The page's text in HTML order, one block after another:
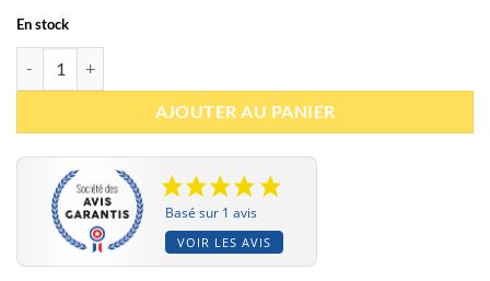
En stock
AJOUTER AU PANIER
Basé sur 1 avis
VOIR LES AVIS